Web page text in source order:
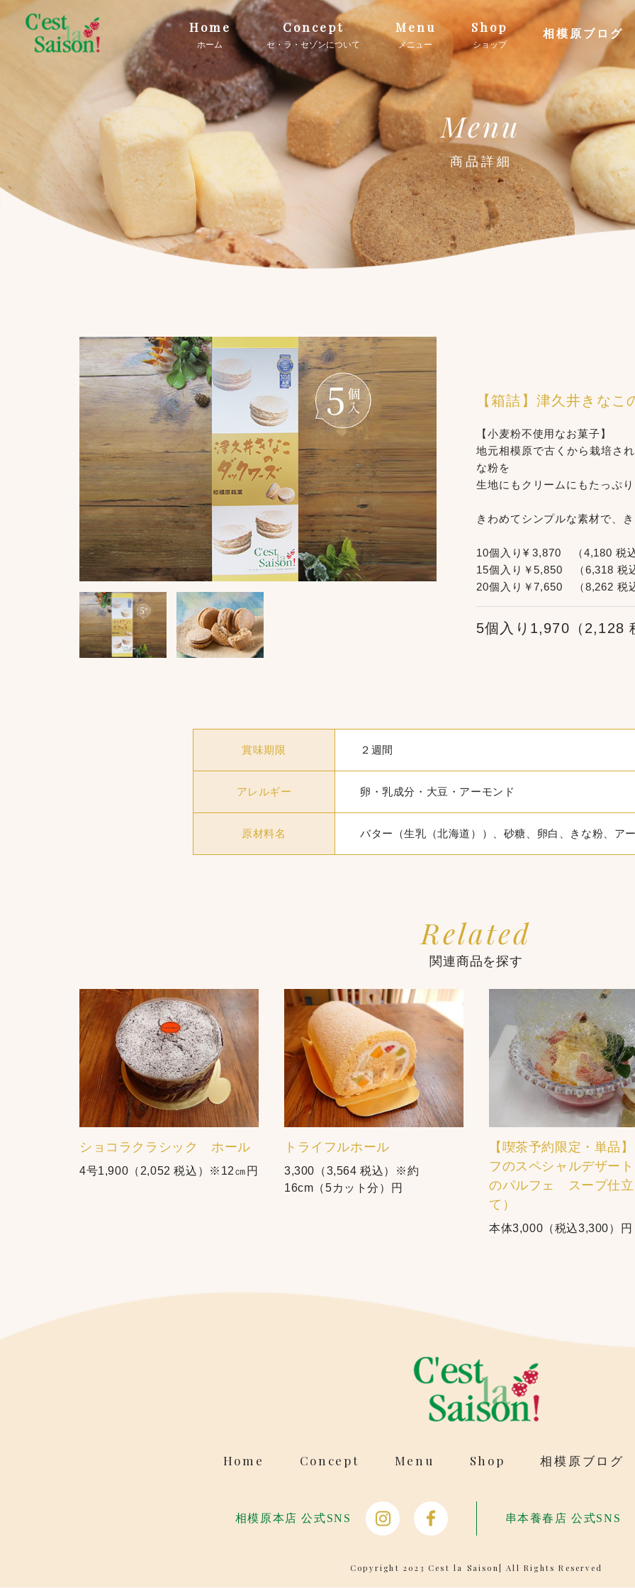
Home
ホーム
Concept
セ・ラ・セゾンについて
Menu
メニュー
Shop
ショップ
相模原ブログ
Menu
商品詳細
【箱詰】津久井きなこ
【小麦粉不使用なお菓子】
地元相模原で古くから栽培さ
な粉を
生地にもクリームにもたっぷ
きわめてシンプルな素材で、
10個入り¥ 3,870 （4,180 税
15個入り￥5,850 （6,318 税
20個入り￥7,650 （8,262 税
5個入り1,970（2,128
賞味期限 ２週間
アレルギー 卵・乳成分・大豆・アーモンド
原材料名 バター（生乳（北海道））、砂糖、卵白、きな粉、ア
Related
関連商品を探す
ショコラクラシック ホール
4号1,900（2,052 税込）※12㎝円
トライフルホール
3,300（3,564 税込）※約
16cm（5カット分）円
【喫茶予約限定・単品
フのスペシャルデザー
のパルフェ スープ仕立
て）
本体3,000（税込3,300）円
Home Concept Menu Shop 相模原ブログ
相模原本店 公式SNS 串本養春店 公式SNS
Copyright 2023 Cest la Saison| All Rights Reserved